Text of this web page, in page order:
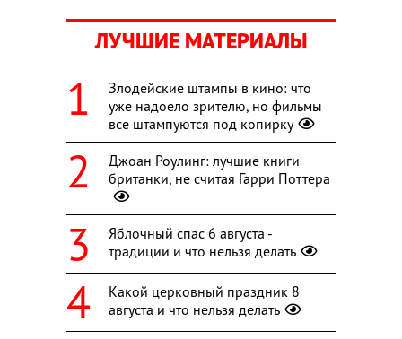
ЛУЧШИЕ МАТЕРИАЛЫ
Злодейские штампы в кино: что
уже надоело зрителю, но фильмы
все штампуются под копирку
Джоан Роулинг: лучшие книги
британки, не считая Гарри Поттера
Яблочный спас 6 августа -
традиции и что нельзя делать
Какой церковный праздник 8
августа и что нельзя делать